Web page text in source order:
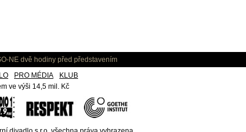
NE dvě hodiny před představením
PRO MÉDIA
KLUB
ve výši 14,5 mil. Kč